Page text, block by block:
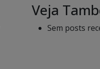
Veja
Sem posts